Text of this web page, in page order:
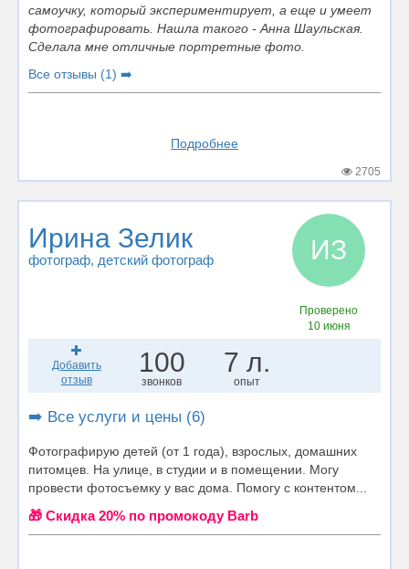
самоучку, который экспериментирует, а еще и умеет
фотографировать. Нашла такого - Анна Шаульская.
Сделала мне отличные портретные фото.
Все отзывы (1) ➡️
Подробнее
2705
Ирина Зелик
фотограф, детский фотограф ИЗ
Проверено
10 июня
Добавить
отзыв
100
звонков
7 л.
опыт
➡️ Все услуги и цены (6)
Фотографирую детей (от 1 года), взрослых, домашних
питомцев. На улице, в студии и в помещении. Могу
провести фотосъемку у вас дома. Помогу с контентом...
🎁 Cкидка 20% по промокоду Barb